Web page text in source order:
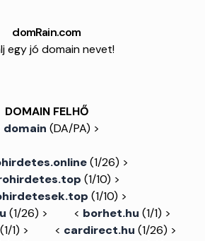
domRain.com
egy jó domain nevet!
DOMAIN FELHŐ
domain (DA/PA) >
(1/26) >
(1/10) >
(1/10) >
(1/26) > < borhet.hu (1/1) >
(1/1) > < cardirect.hu (1/26) >